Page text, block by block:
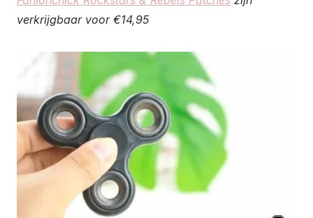
verkrijgbaar voor €14,95